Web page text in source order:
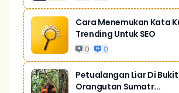
Cara Menemukan Kata
Trending Untuk SEO
0 0
Petualangan Liar Di
Orangutan Sumatr...